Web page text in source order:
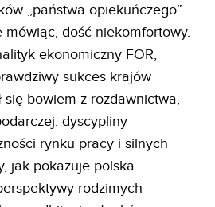
„państwa opiekuńczego”
mówiąc, dość niekomfortowy.
ekonomiczny FOR,
sukces krajów
się bowiem z rozdawnictwa,
dyscypliny
rynku pracy i silnych
jak pokazuje polska
rodzimych